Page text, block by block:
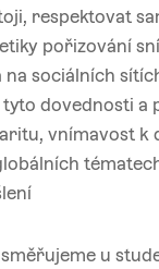
respektovat
pořizování
na sociálních
dovednosti a
vnímavost k
u